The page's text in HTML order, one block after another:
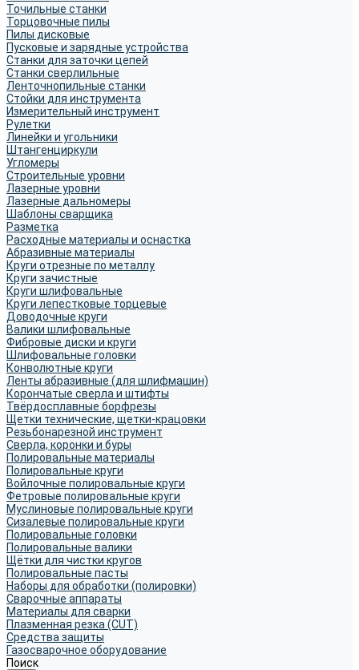
Точильные станки
Торцовочные пилы
Пилы дисковые
Пусковые и зарядные устройства
Станки для заточки цепей
Станки сверлильные
Ленточнопильные станки
Стойки для инструмента
Измерительный инструмент
Рулетки
Линейки и угольники
Штангенциркули
Угломеры
Строительные уровни
Лазерные уровни
Лазерные дальномеры
Шаблоны сварщика
Разметка
Расходные материалы и оснастка
Абразивные материалы
Круги отрезные по металлу
Круги зачистные
Круги шлифовальные
Круги лепестковые торцевые
Доводочные круги
Валики шлифовальные
Фибровые диски и круги
Шлифовальные головки
Конволютные круги
Ленты абразивные (для шлифмашин)
Корончатые сверла и штифты
Твёрдосплавные борфрезы
Щетки технические, щетки-крацовки
Резьбонарезной инструмент
Сверла, коронки и буры
Полировальные материалы
Полировальные круги
Войлочные полировальные круги
Фетровые полировальные круги
Муслиновые полировальные круги
Cизалевые полировальные круги
Полировальные головки
Полировальные валики
Щётки для чистки кругов
Полировальные пасты
Наборы для обработки (полировки)
Сварочные аппараты
Материалы для сварки
Плазменная резка (CUT)
Средства защиты
Газосварочное оборудование
Поиск